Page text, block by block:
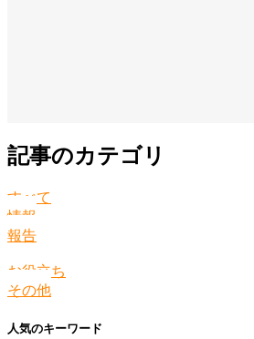
記事のカテゴリ
すべて
情報
報告
お役立ち
その他
人気のキーワード